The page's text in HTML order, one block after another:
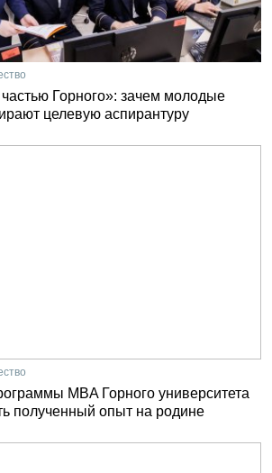
Горного»: зачем молодые
целевую аспирантуру
MBA Горного университета
полученный опыт на родине